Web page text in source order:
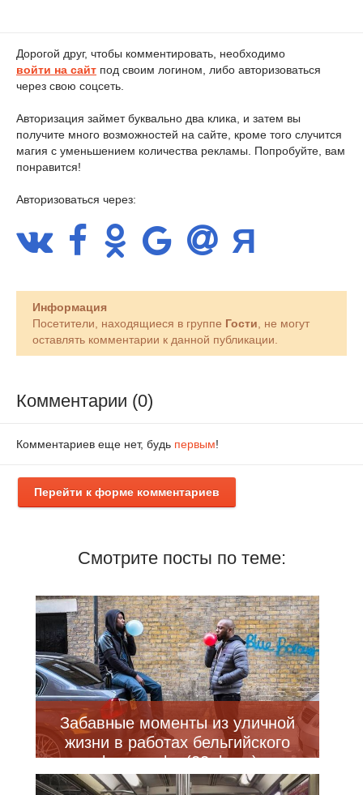
Дорогой друг, чтобы комментировать, необходимо
войти на сайт под своим логином, либо авторизоваться
через свою соцсеть.
Авторизация займет буквально два клика, и затем вы
получите много возможностей на сайте, кроме того случится
магия с уменьшением количества рекламы. Попробуйте, вам
понравится!
Авторизоваться через:
Информация
Посетители, находящиеся в группе Гости, не могут
оставлять комментарии к данной публикации.
Комментарии (0)
Комментариев еще нет, будь первым!
Перейти к форме комментариев
Смотрите посты по теме:
Забавные моменты из уличной
жизни в работах бельгийского
фотографа (22 фото)